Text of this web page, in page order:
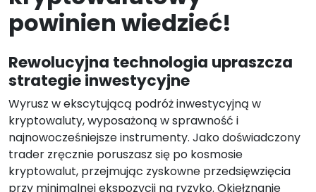
powinien wiedzieć!
Rewolucyjna technologia upraszcza
strategie inwestycyjne
Wyrusz w ekscytującą podróż inwestycyjną w
kryptowaluty, wyposażoną w sprawność i
najnowocześniejsze instrumenty. Jako doświadczony
trader zręcznie poruszasz się po kosmosie
kryptowalut, przejmując zyskowne przedsięwzięcia
przy minimalnej ekspozycji na ryzyko. Okiełznanie